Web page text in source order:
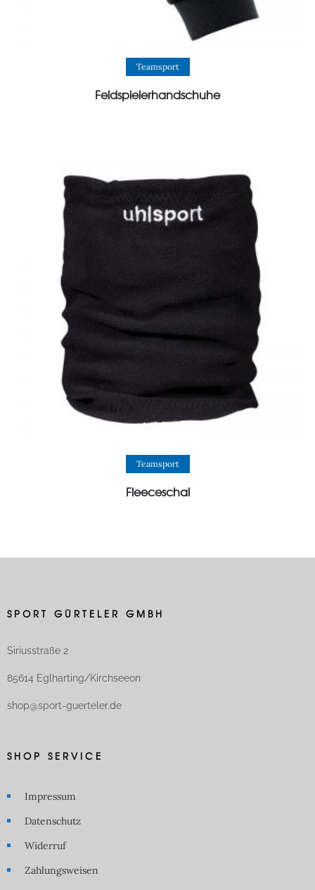
View Product
Teamsport
Feldspielerhandschuhe
View Product
Teamsport
Fleeceschal
SPORT GÜRTELER GMBH
Siriusstraße 2
85614 Eglharting/Kirchseeon
shop@sport-guerteler.de
SHOP SERVICE
Impressum
Datenschutz
Widerruf
Zahlungsweisen